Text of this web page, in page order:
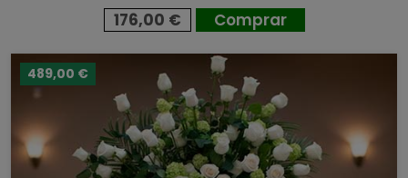
176,00 € Comprar
489,00 €